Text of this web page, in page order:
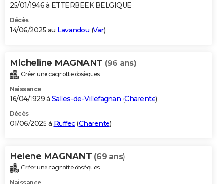
25/01/1946 à ETTERBEEK BELGIQUE
Décès
14/06/2025 au Lavandou (Var)
Micheline MAGNANT (96 ans)
Créer une cagnotte obsèques
Naissance
16/04/1929 à Salles-de-Villefagnan (Charente)
Décès
01/06/2025 à Ruffec(Charente)
Helene MAGNANT (69 ans)
Créer une cagnotte obsèques
Naissance